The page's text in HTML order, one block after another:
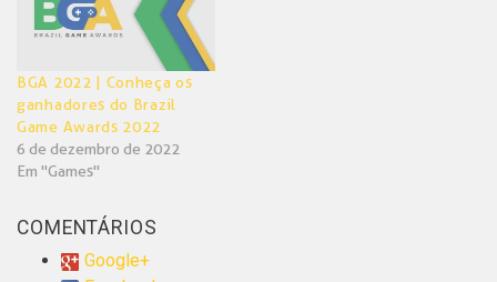
BGA 2022 | Conheça os
ganhadores do Brazil
Game Awards 2022
6 de dezembro de 2022
Em "Games"
COMENTÁRIOS
Google+